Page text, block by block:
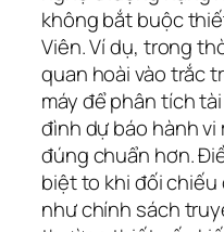
không bắt buộc
Viên. Ví dụ, trong
quan hoài vào trắc
máy để phân tích
đình dự báo hành
đúng chuẩn hơn.
biệt to khi đối
như chính sách